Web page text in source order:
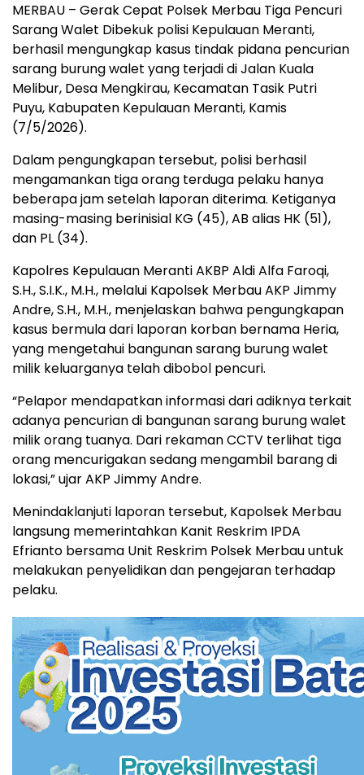
MERBAU – Gerak Cepat Polsek Merbau Tiga Pencuri
Sarang Walet Dibekuk polisi Kepulauan Meranti,
berhasil mengungkap kasus tindak pidana pencurian
sarang burung walet yang terjadi di Jalan Kuala
Melibur, Desa Mengkirau, Kecamatan Tasik Putri
Puyu, Kabupaten Kepulauan Meranti, Kamis
(7/5/2026).
Dalam pengungkapan tersebut, polisi berhasil
mengamankan tiga orang terduga pelaku hanya
beberapa jam setelah laporan diterima. Ketiganya
masing-masing berinisial KG (45), AB alias HK (51),
dan PL (34).
Kapolres Kepulauan Meranti AKBP Aldi Alfa Faroqi,
S.H., S.I.K., M.H., melalui Kapolsek Merbau AKP Jimmy
Andre, S.H., M.H., menjelaskan bahwa pengungkapan
kasus bermula dari laporan korban bernama Heria,
yang mengetahui bangunan sarang burung walet
milik keluarganya telah dibobol pencuri.
“Pelapor mendapatkan informasi dari adiknya terkait
adanya pencurian di bangunan sarang burung walet
milik orang tuanya. Dari rekaman CCTV terlihat tiga
orang mencurigakan sedang mengambil barang di
lokasi,” ujar AKP Jimmy Andre.
Menindaklanjuti laporan tersebut, Kapolsek Merbau
langsung memerintahkan Kanit Reskrim IPDA
Efrianto bersama Unit Reskrim Polsek Merbau untuk
melakukan penyelidikan dan pengejaran terhadap
pelaku.